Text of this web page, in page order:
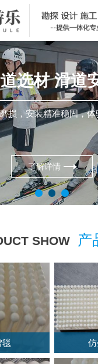
选材 滑道
损，安装精准稳固，体
了解详情
SHOW 产
毯